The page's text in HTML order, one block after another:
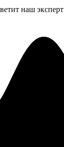
наш эксперт